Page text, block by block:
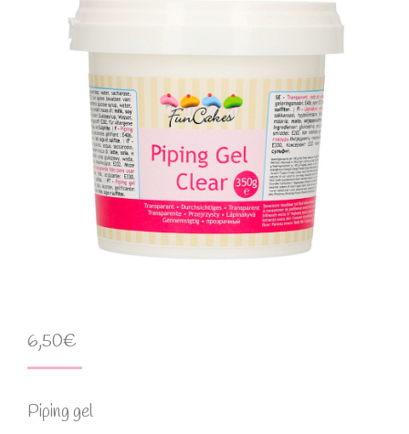
6,50€
Piping gel